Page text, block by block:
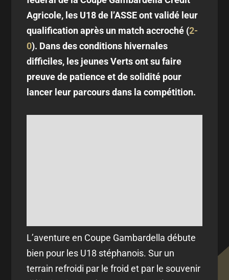
Agricole, les U18 de l’ASSE ont validé leur
qualification après un match accroché (2-
0). Dans des conditions hivernales
difficiles, les jeunes Verts ont su faire
preuve de patience et de solidité pour
lancer leur parcours dans la compétition.
L’aventure en Coupe Gambardella débute
bien pour les U18 stéphanois. Sur un
terrain refroidi par le froid et par le souvenir